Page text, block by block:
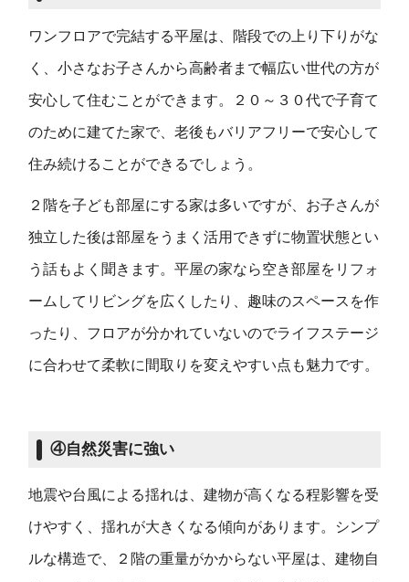
ワンフロアで完結する平屋は、階段での上り下りがな
く、小さなお子さんから高齢者まで幅広い世代の方が
安心して住むことができます。２０～３０代で子育て
のために建てた家で、老後もバリアフリーで安心して
住み続けることができるでしょう。
２階を子ども部屋にする家は多いですが、お子さんが
独立した後は部屋をうまく活用できずに物置状態とい
う話もよく聞きます。平屋の家なら空き部屋をリフォ
ームしてリビングを広くしたり、趣味のスペースを作
ったり、フロアが分かれていないのでライフステージ
に合わせて柔軟に間取りを変えやすい点も魅力です。
④自然災害に強い
地震や台風による揺れは、建物が高くなる程影響を受
けやすく、揺れが大きくなる傾向があります。シンプ
ルな構造で、２階の重量がかからない平屋は、建物自